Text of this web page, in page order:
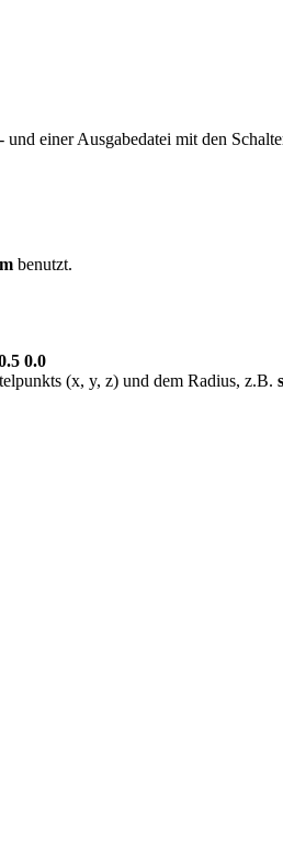
einer Ausgabedatei mit den
benutzt.
0.0
(x, y, z) und dem Radius, z.B.